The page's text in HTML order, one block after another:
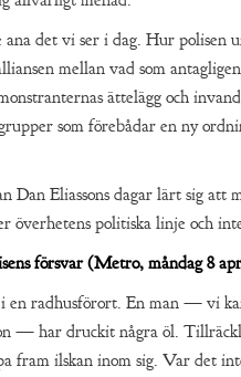
det vi ser i dag. Hur polisen
mellan vad som
ättelägg och
som förebådar en ny
Dan Eliassons dagar lärt sig att
överhetens politiska linje och
försvar (Metro, måndag 8
en radhusförort. En man — vi
— har druckit några öl.
fram ilskan inom sig. Var det